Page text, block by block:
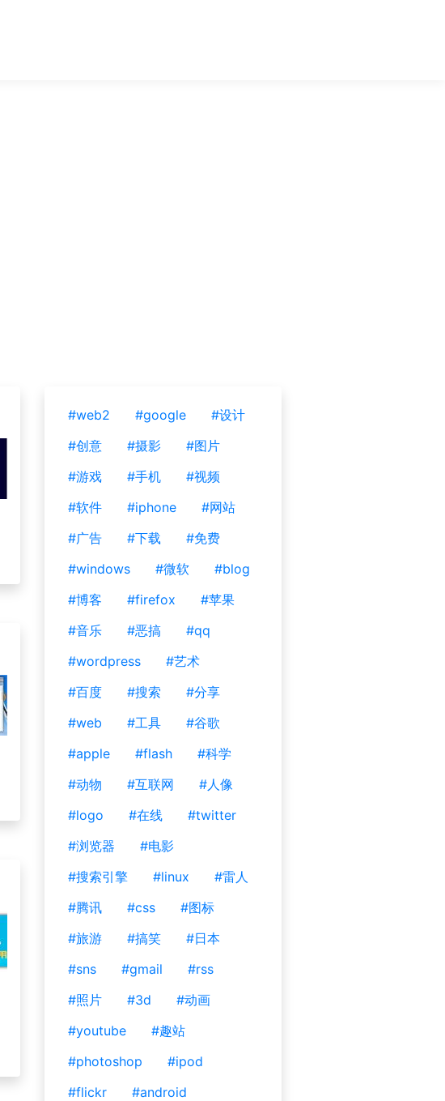
#web2 #google
#设计
#创意
#摄影
#图片
#游戏
#手机
#视频
#软件
#iphone
#网站
#广告
#下载
#免费
#windows
#微软
#blog
#博客
#firefox
#苹果
#音乐
#恶搞
#qq
#wordpress
#艺术
#百度
#搜索
#分享
#web
#工具
#谷歌
#apple
#flash
#科学
#动物
#互联网
#人像
#logo
#在线
#twitter
#浏览器
#电影
#搜索引擎
#linux
#雷人
#腾讯
#css
#图标
#旅游
#搞笑
#日本
#sns
#gmail
#rss
#照片
#3d
#动画
#youtube
#趣站
#photoshop
#ipod
#flickr
#android